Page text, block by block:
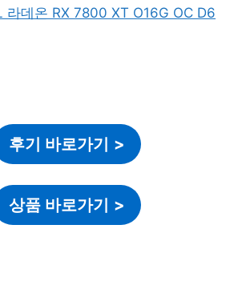
후기 바로가기 >
상품 바로가기 >